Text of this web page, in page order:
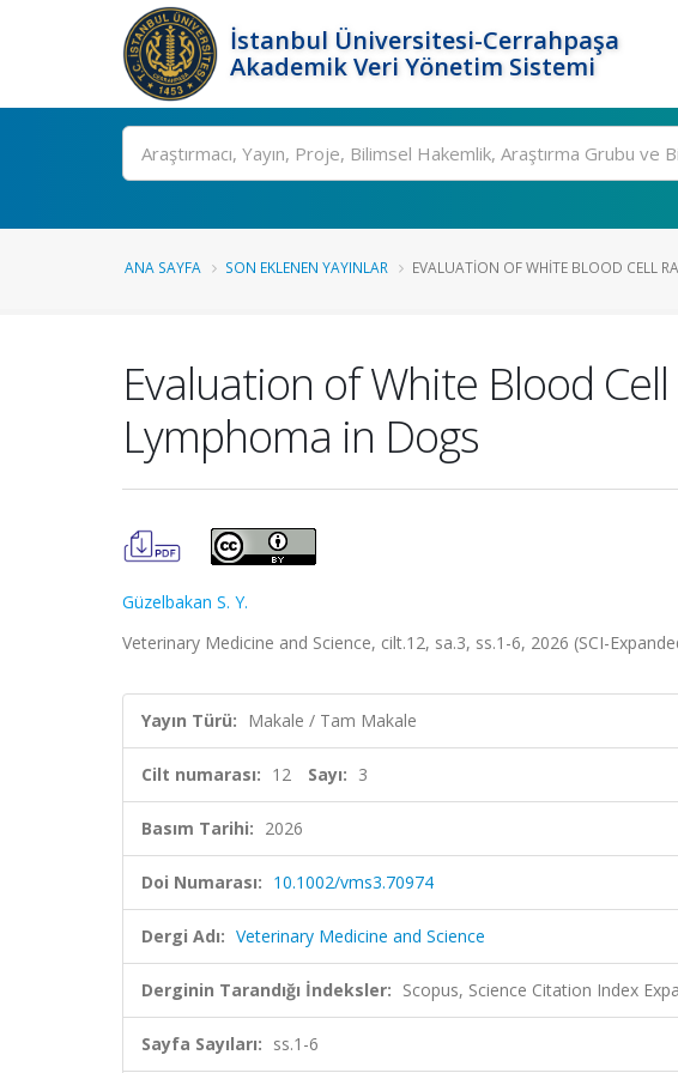
İstanbul Üniversitesi-Cerrahpaşa
Akademik Veri Yönetim Sistemi
Ara
ANA SAYFA SON EKLENEN YAYINLAR EVALUATION OF WHITE BLOOD CELL
Evaluation of White Blood
Lymphoma in Dogs
Güzelbakan S. Y.
Veterinary Medicine and Science, cilt.12, sa.3, ss.1-6, 2026 (SCI-
Yayın Türü: Makale / Tam Makale
Cilt numarası: 12 Sayı: 3
Basım Tarihi: 2026
Doi Numarası: 10.1002/vms3.70974
Dergi Adı: Veterinary Medicine and Science
Derginin Tarandığı İndeksler: Scopus, Science Citation Index
Sayfa Sayıları: ss.1-6